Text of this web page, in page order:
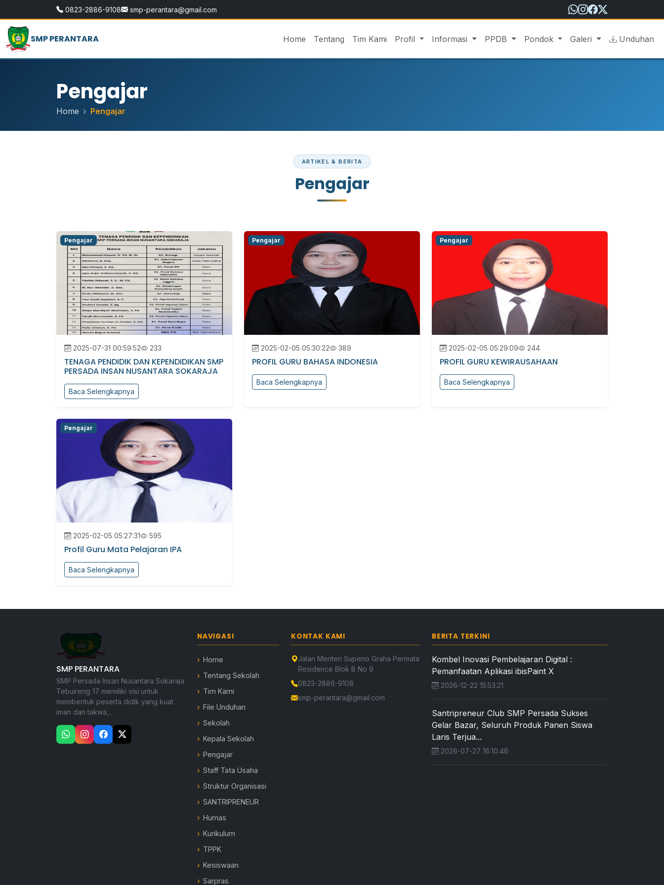
0823-2886-9108 smp-perantara@gmail.com
SMP PERANTARA Home Tentang Tim Kami Profil Informasi PPDB Pondok Galeri Unduhan
Pengajar
Home Pengajar
ARTIKEL & BERITA
Pengajar
Pengajar
2025-07-31 00:59:52 233
TENAGA PENDIDIK DAN KEPENDIDIKAN SMP
PERSADA INSAN NUSANTARA SOKARAJA
Baca Selengkapnya
Pengajar
2025-02-05 05:30:22 389
PROFIL GURU BAHASA INDONESIA
Baca Selengkapnya
Pengajar
2025-02-05 05:29:09 244
PROFIL GURU KEWIRAUSAHAAN
Baca Selengkapnya
Pengajar
2025-02-05 05:27:31 595
Profil Guru Mata Pelajaran IPA
Baca Selengkapnya
SMP PERANTARA
SMP Persada Insan Nusantara Sokaraja
Tebuireng 17 memiliki visi untuk
membentuk peserta didik yang kuat
iman dan takwa,...
NAVIGASI
Home
Tentang Sekolah
Tim Kami
File Unduhan
Sekolah
Kepala Sekolah
Pengajar
Staff Tata Usaha
Struktur Organisasi
SANTRIPRENEUR
Humas
Kurikulum
TPPK
Kesiswaan
Sarpras
KONTAK KAMI
Jalan Menteri Supeno Graha Permata
Residence Blok B No 9
0823-2886-9108
smp-perantara@gmail.com
BERITA TERKINI
Kombel Inovasi Pembelajaran Digital :
Pemanfaatan Aplikasi ibisPaint X
2026-12-22 15:53:21
Santripreneur Club SMP Persada Sukses
Gelar Bazar, Seluruh Produk Panen Siswa
Laris Terjua...
2026-07-27 16:10:46